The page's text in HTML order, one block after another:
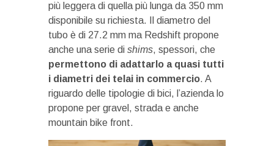
più leggera di quella più lunga da 350 mm
disponibile su richiesta. Il diametro del
tubo è di 27.2 mm ma Redshift propone
anche una serie di shims, spessori, che
permettono di adattarlo a quasi tutti
i diametri dei telai in commercio. A
riguardo delle tipologie di bici, l’azienda lo
propone per gravel, strada e anche
mountain bike front.